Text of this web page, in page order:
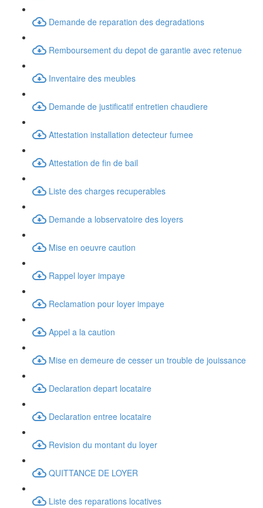
Demande de reparation des degradations
Remboursement du depot de garantie avec retenue
Inventaire des meubles
Demande de justificatif entretien chaudiere
Attestation installation detecteur fumee
Attestation de fin de bail
Liste des charges recuperables
Demande a lobservatoire des loyers
Mise en oeuvre caution
Rappel loyer impaye
Reclamation pour loyer impaye
Appel a la caution
Mise en demeure de cesser un trouble de jouissance
Declaration depart locataire
Declaration entree locataire
Revision du montant du loyer
QUITTANCE DE LOYER
Liste des reparations locatives